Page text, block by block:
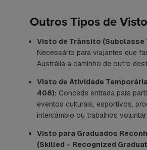
Outros Tipos de Visto
Visto de Trânsito (Subclasse
Necessário para viajantes que
Austrália a caminho de outro
Visto de Atividade
408): Concede entrada para
eventos culturais, esportivos,
intercâmbio ou trabalhos
Visto para Graduados
(Skilled – Recognized